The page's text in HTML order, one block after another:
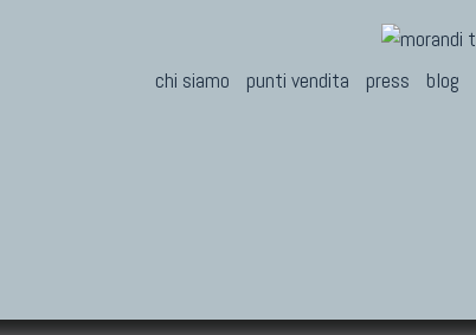
chi siamo
punti vendita press blog